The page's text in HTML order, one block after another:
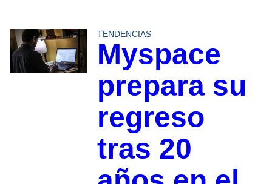
TENDENCIAS
Myspace
prepara su
regreso
tras 20